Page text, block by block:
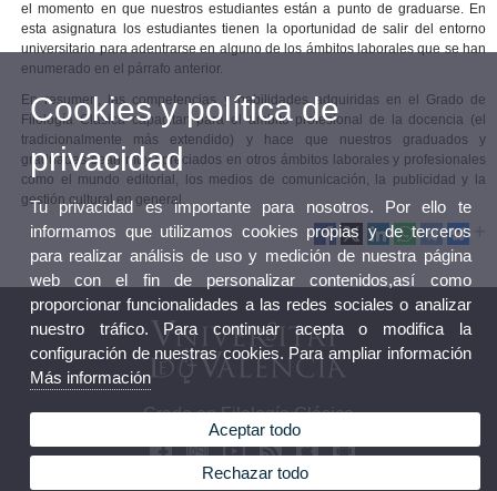
el momento en que nuestros estudiantes están a punto de graduarse. En
esta asignatura los estudiantes tienen la oportunidad de salir del entorno
universitario para adentrarse en alguno de los ámbitos laborales que se han
enumerado en el párrafo anterior.
En resumen, las competencias y habilidades adquiridas en el Grado de
Filología Clásica capacitan para el ámbito profesional de la docencia (el
tradicionalmente más extendido) y hace que nuestros graduados y
graduadas sean muy apreciados en otros ámbitos laborales y profesionales
como el mundo editorial, los medios de comunicación, la publicidad y la
gestión cultural en general.
Grado en Filología Clásica
Cookies y política de
privacidad
Tu privacidad es importante para nosotros. Por ello te
informamos que utilizamos cookies propias y de terceros
para realizar análisis de uso y medición de nuestra página
web con el fin de personalizar contenidos,así como
proporcionar funcionalidades a las redes sociales o analizar
nuestro tráfico. Para continuar acepta o modifica la
configuración de nuestras cookies. Para ampliar información
Más información
Aceptar todo
Rechazar todo